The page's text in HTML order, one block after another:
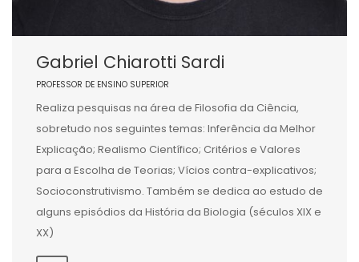
Gabriel Chiarotti Sardi
PROFESSOR DE ENSINO SUPERIOR
Realiza pesquisas na área de Filosofia da Ciência,
sobretudo nos seguintes temas: Inferência da Melhor
Explicação; Realismo Científico; Critérios e Valores
para a Escolha de Teorias; Vícios contra-explicativos;
Socioconstrutivismo. Também se dedica ao estudo de
alguns episódios da História da Biologia (séculos XIX e
XX)